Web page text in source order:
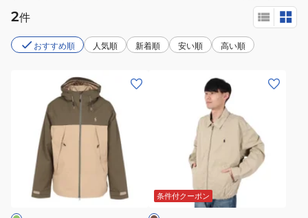
2件
おすすめ順 人気順 新着順 安い順 高い順
ズ)ESTVW
LINED
ブ
ャ
ケ
条件付クーポン
カ
キ